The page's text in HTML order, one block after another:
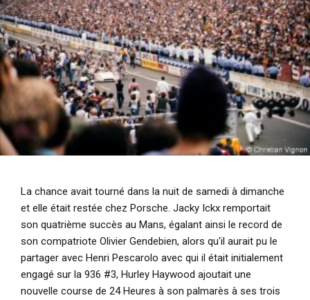
La chance avait tourné dans la nuit de samedi à dimanche
et elle était restée chez Porsche. Jacky Ickx remportait
son quatrième succès au Mans, égalant ainsi le record de
son compatriote Olivier Gendebien, alors qu'il aurait pu le
partager avec Henri Pescarolo avec qui il était initialement
engagé sur la 936 #3, Hurley Haywood ajoutait une
nouvelle course de 24 Heures à son palmarès à ses trois